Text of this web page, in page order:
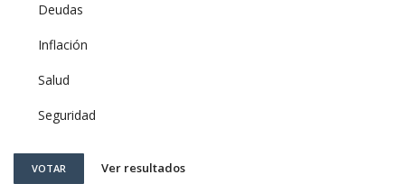
Deudas
Inflación
Salud
Seguridad
VOTAR Ver resultados